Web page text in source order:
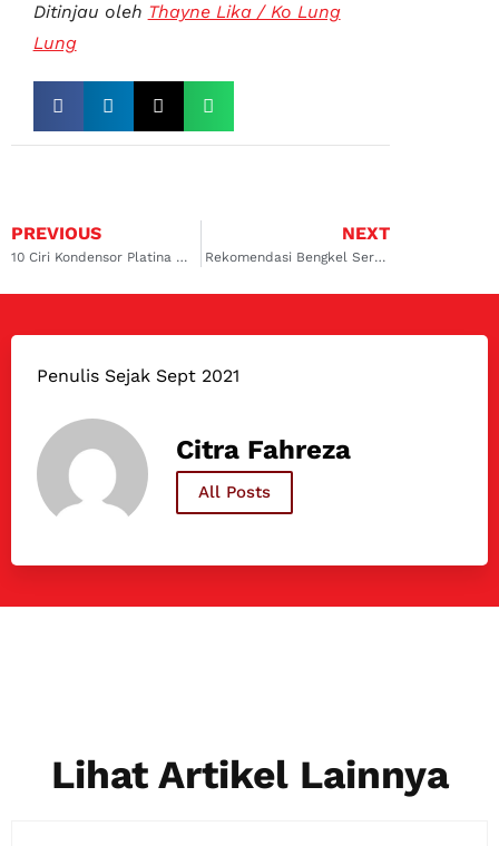
Ditinjau oleh Thayne Lika / Ko Lung
Lung
PREVIOUS
10 Ciri Kondensor Platina Mobil Rusak
NEXT
Rekomendasi Bengkel Service AC Mobil di Surabaya: Dokter Mobil Lontar
Penulis Sejak Sept 2021
Citra Fahreza
All Posts
Lihat Artikel Lainnya